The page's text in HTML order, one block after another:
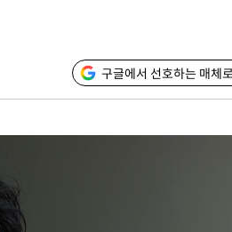
구글에서 선호하는 매체